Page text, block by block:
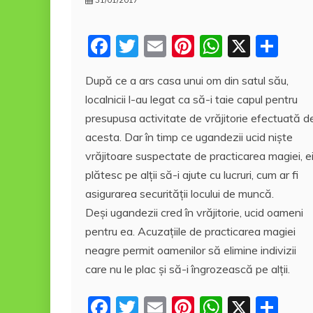
F
c
e
b
o
o
k
T
itt
er
E
ai
l
Pi
er
e
st
W
at
s
A
p
p
X
rt
aj
e
a
z
După ce a ars casa unui om din satul său,
localnicii l-au legat ca să-i taie capul pentru
presupusa activitate de vrăjitorie efectuată
acesta. Dar în timp ce ugandezii ucid niște
vrăjitoare suspectate de practicarea magiei, ei
plătesc pe alții să-i ajute cu lucruri, cum ar fi
asigurarea securității locului de muncă.
Deşi ugandezii cred în vrăjitorie, ucid oameni
pentru ea. Acuzațiile de practicarea magiei
neagre permit oamenilor să elimine indivizii
care nu le plac și să-i îngrozească pe alții.
F T E Pi W X